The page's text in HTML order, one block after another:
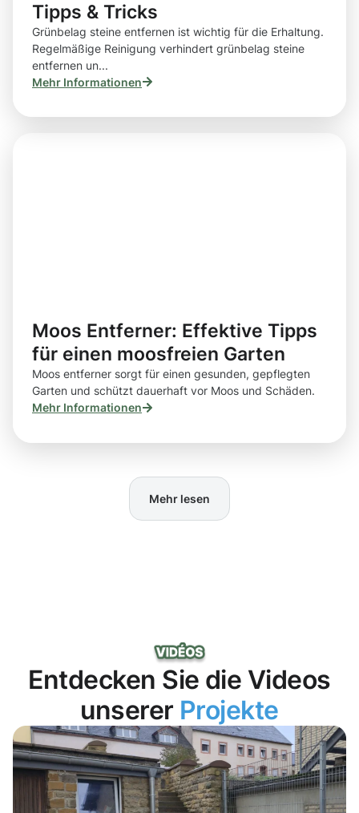
Tipps & Tricks
Grünbelag steine entfernen ist wichtig für die Erhaltung.
Regelmäßige Reinigung verhindert grünbelag steine
entfernen un...
Mehr Informationen
Moos Entferner: Effektive Tipps
für einen moosfreien Garten
Moos entferner sorgt für einen gesunden, gepflegten
Garten und schützt dauerhaft vor Moos und Schäden.
Mehr Informationen
Mehr lesen
Entdecken Sie die Videos
unserer Projekte